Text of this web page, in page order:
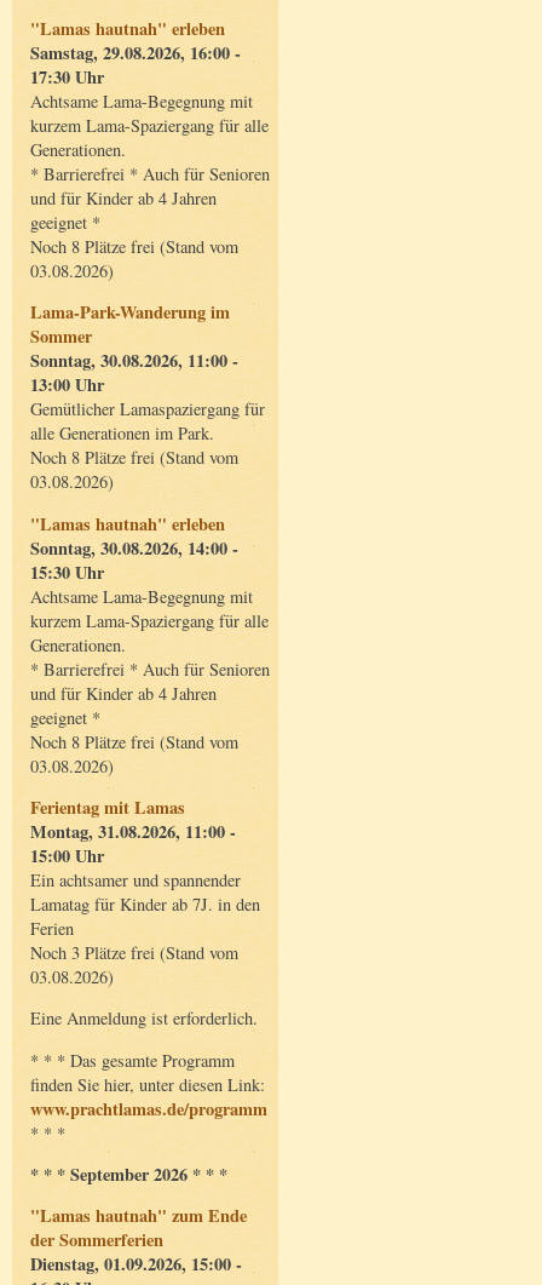
"Lamas hautnah" erleben
Samstag, 29.08.2026, 16:00 -
17:30 Uhr
Achtsame Lama-Begegnung mit
kurzem Lama-Spaziergang für alle
Generationen.
* Barrierefrei * Auch für Senioren
und für Kinder ab 4 Jahren
geeignet *
Noch 8 Plätze frei (Stand vom
03.08.2026)
Lama-Park-Wanderung im
Sommer
Sonntag, 30.08.2026, 11:00 -
13:00 Uhr
Gemütlicher Lamaspaziergang für
alle Generationen im Park.
Noch 8 Plätze frei (Stand vom
03.08.2026)
"Lamas hautnah" erleben
Sonntag, 30.08.2026, 14:00 -
15:30 Uhr
Achtsame Lama-Begegnung mit
kurzem Lama-Spaziergang für alle
Generationen.
* Barrierefrei * Auch für Senioren
und für Kinder ab 4 Jahren
geeignet *
Noch 8 Plätze frei (Stand vom
03.08.2026)
Ferientag mit Lamas
Montag, 31.08.2026, 11:00 -
15:00 Uhr
Ein achtsamer und spannender
Lamatag für Kinder ab 7J. in den
Ferien
Noch 3 Plätze frei (Stand vom
03.08.2026)
Eine Anmeldung ist erforderlich.
* * * Das gesamte Programm
finden Sie hier, unter diesen Link:
www.prachtlamas.de/programm
* * *
* * * September 2026 * * *
"Lamas hautnah" zum Ende
der Sommerferien
Dienstag, 01.09.2026, 15:00 -